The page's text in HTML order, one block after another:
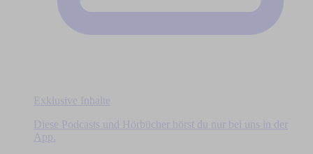
Exklusive Inhalte
Diese Podcasts und Hörbücher hörst du nur bei uns in der
App.